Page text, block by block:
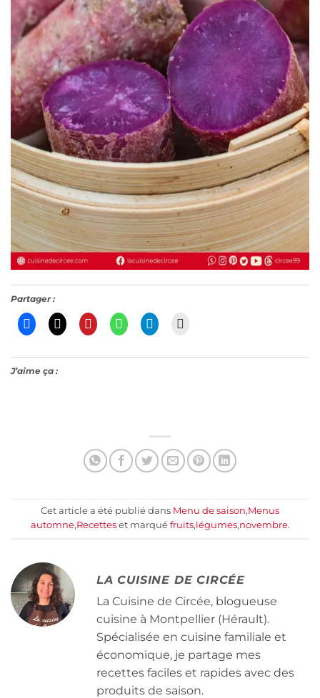
Partager :
J’aime ça :
Cet article a été publié dans Menu de saison,Menus
automne,Recetteset marqué fruits,légumes,novembre.
LA CUISINE DE CIRCÉE
La Cuisine de Circée, blogueuse
cuisine à Montpellier (Hérault).
Spécialisée en cuisine familiale et
économique, je partage mes
recettes faciles et rapides avec des
produits de saison.